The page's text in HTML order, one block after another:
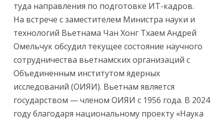
туда направления по подготовке ИТ-кадров.
На встрече с заместителем Министра науки и
технологий Вьетнама Чан Хонг Тхаем Андрей
Омельчук обсудил текущее состояние научного
сотрудничества вьетнамских организаций с
Объединенным институтом ядерных
исследований (ОИЯИ). Вьетнам является
государством — членом ОИЯИ с 1956 года. В 2024
году благодаря национальному проекту «Наука